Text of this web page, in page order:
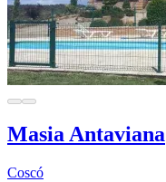
Masia Antaviana
Coscó